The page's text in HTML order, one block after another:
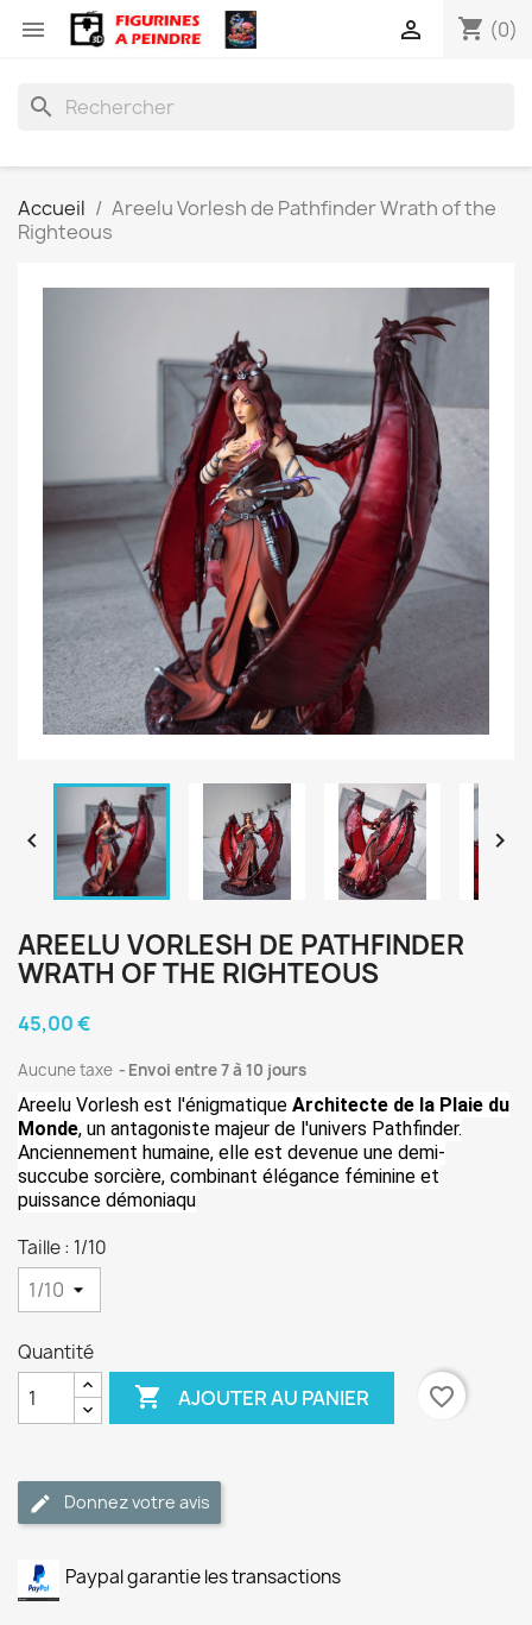
 shopping_cart (0)

search
Accueil
Areelu Vorlesh de Pathfinder Wrath of the
Righteous
 
AREELU VORLESH DE PATHFINDER
WRATH OF THE RIGHTEOUS
45,00 €
Aucune taxe Envoi entre 7 à 10 jours
Areelu Vorlesh est l'énigmatique Architecte de la Plaie du
Monde, un antagoniste majeur de l'univers Pathfinder.
Anciennement humaine, elle est devenue une demi-
succube sorcière, combinant élégance féminine et
puissance démoniaqu
Taille : 1/10
Quantité
 AJOUTER AU PANIER favorite_border
Donnez votre avis
Paypal garantie les transactions